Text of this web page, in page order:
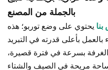
بالجملة من المصنع
يحتوي على وضع توربو؛ هذه
بأعلى قدرته في التبريد
بسرعة في فترة قصيرة،